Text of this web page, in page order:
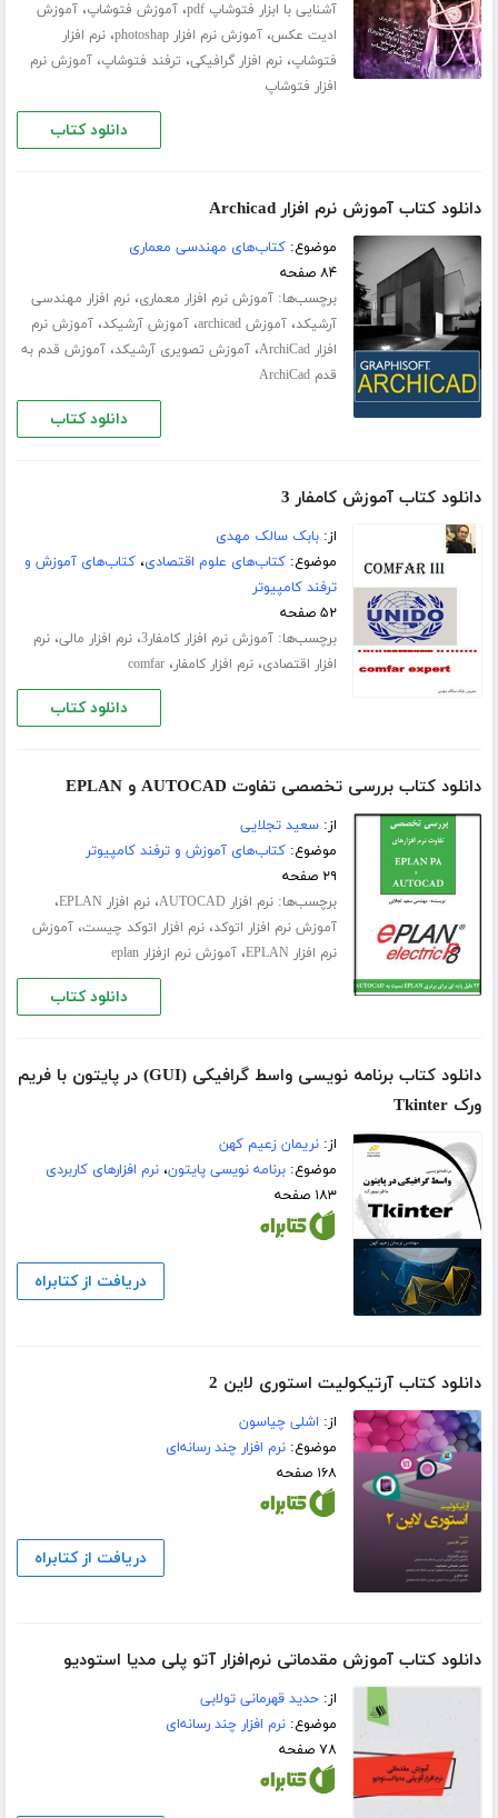
آشنایی با ابزار فتوشاپ pdf ،آموزش فتوشاپ،آموزش
ادیت عکس،آموزش نرم افزار photoshap ،نرم افزار
فتوشاپ،نرم افزار گرافیکی، ترفند فتوشاپ،آموزش نرم
افزار فتوشاپ
دانلود کتاب
دانلود کتاب آموزش نرم افزار Archicad
موضوع:کتاب‌های مهندسی معماری
۸۴ صفحه
برچسب‌ها:آموزش نرم افزار معماری،نرم افزار مهندسی
آرشیکد،آموزش archicad ،آموزش آرشیکد،آموزش نرم
افزار ArchiCad
،آموزش تصویری آرشیکد،آموزش قدم به
قدم ArchiCad
دانلود کتاب
دانلود کتاب آموزش کامفار 3
از:بابک سالک مهدی
موضوع:کتاب‌های علوم اقتصادی،کتاب‌های آموزش و
ترفند کامپیوتر
۵۲ صفحه
برچسب‌ها:آموزش نرم افزار کامفار3 ،نرم افزار مالی،نرم
افزار اقتصادی،نرم افزار کامفار،comfar
دانلود کتاب
دانلود کتاب بررسی تخصصی تفاوت AUTOCAD و EPLAN
از:سعید تجلایی
موضوع:کتاب‌های آموزش و ترفند کامپیوتر
۲۹ صفحه
برچسب‌ها:نرم افزار AUTOCAD ،نرم افزار EPLAN ،
آموزش نرم افزار اتوکد،نرم افزار اتوکد چیست،آموزش
نرم افزار EPLAN
،آموزش نرم ازفزار eplan
دانلود کتاب
دانلود کتاب برنامه نویسی واسط گرافیکی (GUI) در پایتون با فریم
ورک Tkinter
از:نریمان زعیم کهن
موضوع:برنامه نویسی پایتون،نرم افزارهای کاربردی
۱۸۳ صفحه
دریافت از کتابراه
دانلود کتاب آرتیکولیت استوری لاین 2
از: اشلی چیاسون
موضوع:نرم افزار چند رسانه‌ای
۱۶۸ صفحه
دریافت از کتابراه
دانلود کتاب آموزش مقدماتی نرم‌افزار آتو پلی مدیا استودیو
از:حدید قهرمانی تولابی
موضوع:نرم افزار چند رسانه‌ای
۷۸ صفحه